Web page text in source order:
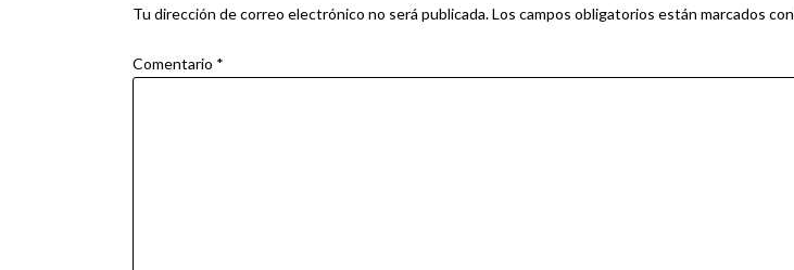
entradas
Tu dirección de correo electrónico no será publicada.Los campos obligatorios están marcados con
Comentario *